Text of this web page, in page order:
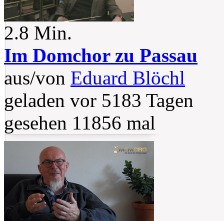
2.8 Min.
Im Domchor zu Passau
aus/von Eduard Blöchl
geladen vor 5183 Tagen
gesehen 11856 mal